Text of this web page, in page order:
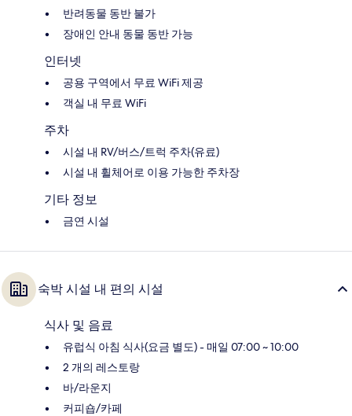
반려동물 동반 불가
장애인 안내 동물 동반 가능
인터넷
공용 구역에서 무료 WiFi 제공
객실 내 무료 WiFi
주차
시설 내 RV/버스/트럭 주차(유료)
시설 내 휠체어로 이용 가능한 주차장
기타 정보
금연 시설
숙박 시설 내 편의 시설
식사 및 음료
유럽식 아침 식사(요금 별도) - 매일 07:00 ~ 10:00
2 개의 레스토랑
바/라운지
커피숍/카페